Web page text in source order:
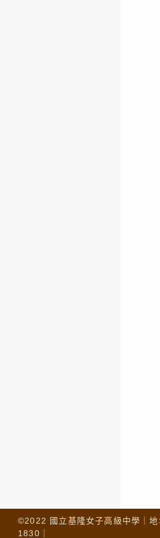
©2022 國立基隆女子高級中學｜
1830｜